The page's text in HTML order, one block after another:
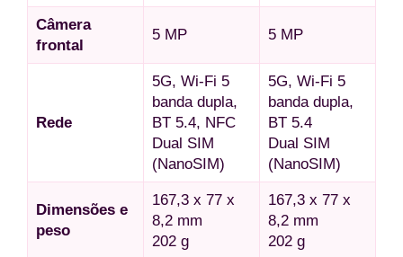
Câmera
frontal
5 MP 5 MP
Rede
5G, Wi-Fi 5
banda dupla,
BT 5.4, NFC
Dual SIM
(NanoSIM)
5G, Wi-Fi 5
banda dupla,
BT 5.4
Dual SIM
(NanoSIM)
Dimensões e
peso
167,3 x 77 x
8,2 mm
202 g
167,3 x 77 x
8,2 mm
202 g